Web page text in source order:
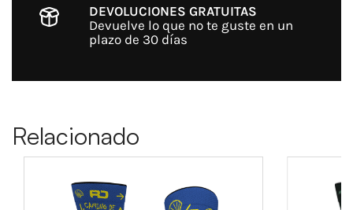
DEVOLUCIONES GRATUITAS
Devuelve lo que no te guste en un
plazo de 30 días
Relacionado